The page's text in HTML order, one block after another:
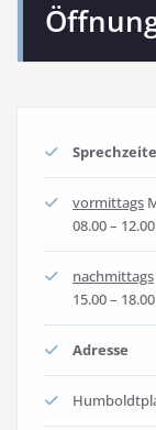
vormittags
08.00 –
nachmittags
15.00 –
Adresse